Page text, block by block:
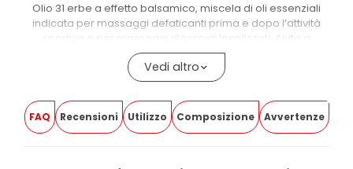
Olio 31 erbe a effetto balsamico, miscela di oli essenziali
indicata per massaggi defaticanti prima e dopo l’attività
sportiva e per massaggi rilassanti localizzati. Aiuta a
tonificare e a lenire la sensazione di affaticamento
muscolare, con una profumazione aromatica intensa.
diluito in acqua calda, sprigiona note balsamiche per una
piacevole sensazione energizzante. La miscela combina 31
Vedi altro
FAQ Recensioni Utilizzo Composizione Avvertenze